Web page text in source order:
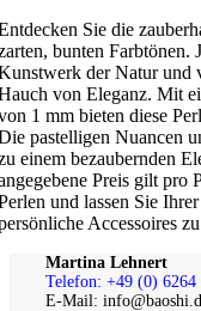
Sie die
bunten Farbtönen.
der Natur und
von Eleganz. Mit
1 mm bieten diese
pastelligen Nuancen
einem bezaubernden
Preis gilt pro
und lassen Sie
Accessoires
Martina Lehnert
Telefon: +49 (0) 6264
E-Mail: